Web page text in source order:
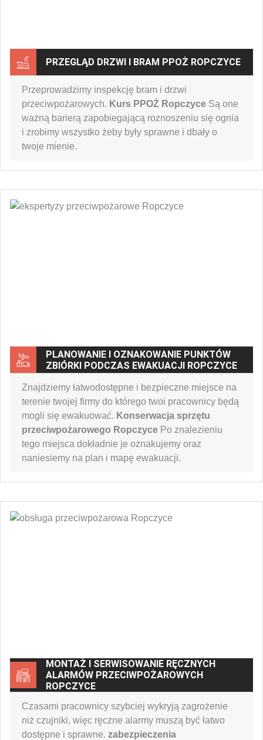
PRZEGLĄD DRZWI I BRAM PPOŻ ROPCZYCE
Przeprowadzimy inspekcję bram i drzwi
przeciwpożarowych. Kurs PPOŻ Ropczyce Są one
ważną barierą zapobiegającą roznoszeniu się ognia
i zrobimy wszystko żeby były sprawne i dbały o
twoje mienie.
PLANOWANIE I OZNAKOWANIE PUNKTÓW
ZBIÓRKI PODCZAS EWAKUACJI ROPCZYCE
Znajdziemy łatwodostępne i bezpieczne miejsce na
terenie twojej firmy do którego twoi pracownicy będą
mogli się ewakuować. Konserwacja sprzętu
przeciwpożarowego Ropczyce Po znalezieniu
tego miejsca dokładnie je oznakujemy oraz
naniesiemy na plan i mapę ewakuacji.
MONTAŻ I SERWISOWANIE RĘCZNYCH
ALARMÓW PRZECIWPOŻAROWYCH
ROPCZYCE
Czasami pracownicy szybciej wykryją zagrożenie
niż czujniki, więc ręczne alarmy muszą być łatwo
dostępne i sprawne. zabezpieczenia